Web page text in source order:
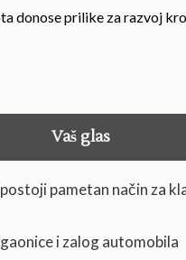
donose prilike za razvoj
Vaš glas
pametan način za
i zalog automobila